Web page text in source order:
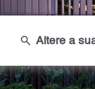
search Altere a